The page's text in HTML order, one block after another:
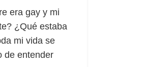
era gay y mi
¿Qué estaba
mi vida se
de entender